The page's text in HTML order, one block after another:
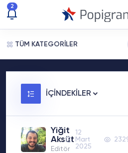
2
TÜM KATEGORİLER
İÇİNDEKİLER
Yiğit
Aksüt
Editör
12
Mart
2025